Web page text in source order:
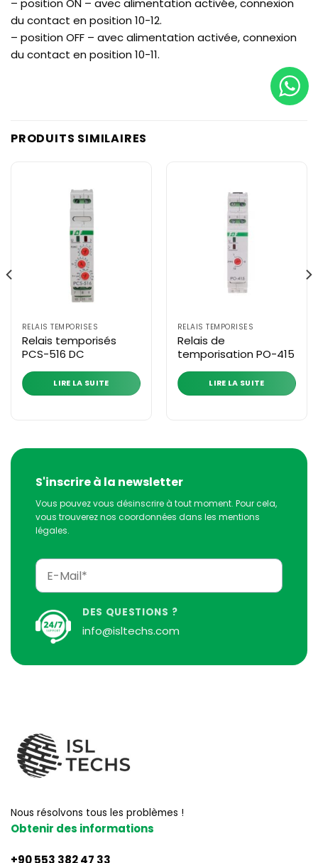
– position ON – avec alimentation activée, connexion
du contact en position 10-12.
– position OFF – avec alimentation activée, connexion
du contact en position 10-11.
PRODUITS SIMILAIRES
RELAIS TEMPORISÉS
Relais temporisés
PCS-516 DC
LIRE LA SUITE
RELAIS TEMPORISÉS
Relais de
temporisation PO-415
LIRE LA SUITE
S'inscrire à la newsletter
Vous pouvez vous désinscrire à tout moment. Pour cela,
vous trouverez nos coordonnées dans les mentions
légales.
DES QUESTIONS ?
info@isltechs.com
Nous résolvons tous les problèmes !
Obtenir des informations
+90 553 382 47 33